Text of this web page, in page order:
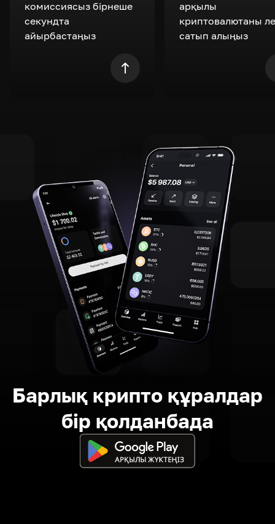
комиссиясыз бірнеше
секундта
айырбастаңыз
арқылы
криптовалютаны
сатып алыңыз
Барлық крипто құралдар
бір қолданбада